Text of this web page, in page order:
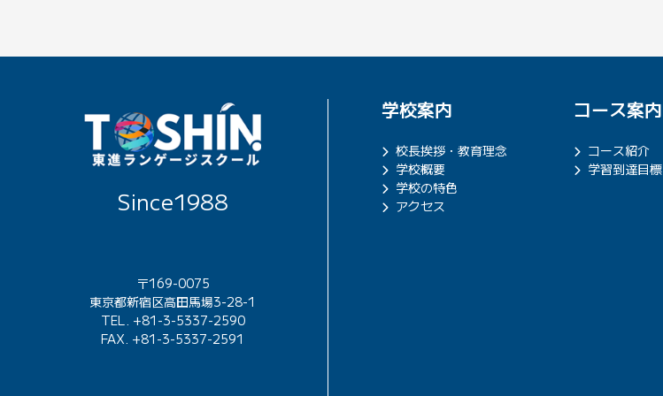
Since1988
〒169-0075
東京都新宿区高田馬場3-28-1
TEL. +81-3-5337-2590
FAX. +81-3-5337-2591
学校案内
校長挨拶・教育理念
学校概要
学校の特色
アクセス
コース案内
コース紹介
学習到達目標